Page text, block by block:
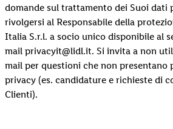
domande sul trattamento dei Suoi dati
rivolgersi al Responsabile della
Italia S.r.l. a socio unico disponibile al
mail privacyit@lidl.it. Si invita a non
mail per questioni che non presentano
privacy (es. candidature e richieste di
Clienti).